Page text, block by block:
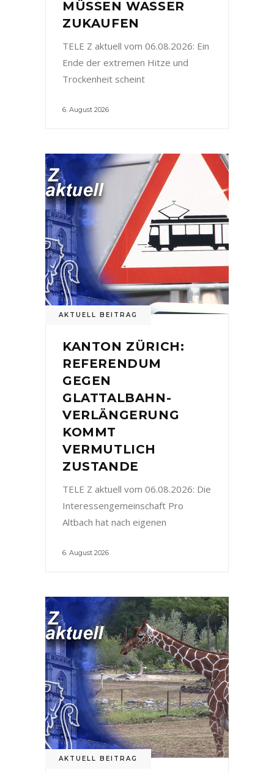
MÜSSEN WASSER
ZUKAUFEN
TELE Z aktuell vom 06.08.2026: Ein
Ende der extremen Hitze und
Trockenheit scheint
6. August 2026
AKTUELL BEITRAG
KANTON ZÜRICH:
REFERENDUM
GEGEN
GLATTALBAHN-
VERLÄNGERUNG
KOMMT
VERMUTLICH
ZUSTANDE
TELE Z aktuell vom 06.08.2026: Die
Interessengemeinschaft Pro
Altbach hat nach eigenen
6. August 2026
AKTUELL BEITRAG